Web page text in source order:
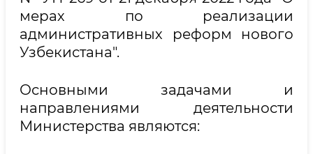
мерах по реализации
административных реформ нового
Узбекистана".
Основными задачами и
направлениями деятельности
Министерства являются: